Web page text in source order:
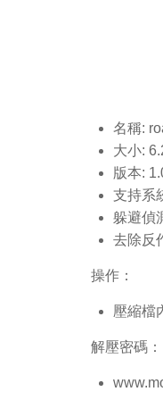
名稱:
大小:
版本:
支持系
躲避偵
去除反
操作：
壓縮檔
解壓密碼：